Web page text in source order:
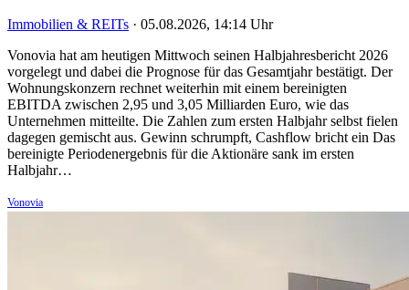
Immobilien & REITs · 05.08.2026, 14:14 Uhr
Vonovia hat am heutigen Mittwoch seinen Halbjahresbericht 2026
vorgelegt und dabei die Prognose für das Gesamtjahr bestätigt. Der
Wohnungskonzern rechnet weiterhin mit einem bereinigten
EBITDA zwischen 2,95 und 3,05 Milliarden Euro, wie das
Unternehmen mitteilte. Die Zahlen zum ersten Halbjahr selbst fielen
dagegen gemischt aus. Gewinn schrumpft, Cashflow bricht ein Das
bereinigte Periodenergebnis für die Aktionäre sank im ersten
Halbjahr…
Vonovia